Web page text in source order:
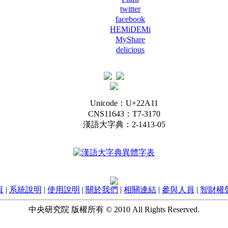
twitter
facebook
HEMiDEMi
MyShare
delicious
Unicode：U+22A11
CNS11643：T7-3170
漢語大字典：2-1413-05
| 系統說明 | 使用說明 | 關於我們 | 相關連結 | 參與人員 | 智財權
中央研究院 版權所有 © 2010 All Rights Reserved.